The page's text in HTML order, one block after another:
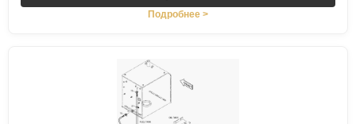
Подробнее >